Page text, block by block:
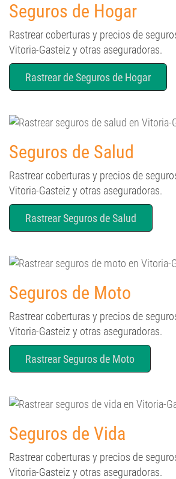
Seguros de Hogar
Rastrear coberturas y precios de
Vitoria-Gasteiz y otras aseguradoras.
Rastrear de Seguros de Hogar
Seguros de Salud
Rastrear coberturas y precios de
Vitoria-Gasteiz y otras aseguradoras.
Rastrear Seguros de Salud
Seguros de Moto
Rastrear coberturas y precios de
Vitoria-Gasteiz y otras aseguradoras.
Rastrear Seguros de Moto
Seguros de Vida
Rastrear coberturas y precios de
Vitoria-Gasteiz y otras aseguradoras.